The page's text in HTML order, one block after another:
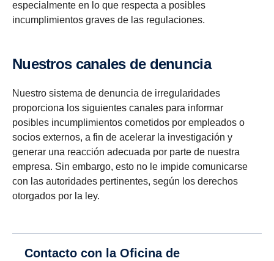
especialmente en lo que respecta a posibles
incumplimientos graves de las regulaciones.
Nuestros canales de denuncia
Nuestro sistema de denuncia de irregularidades
proporciona los siguientes canales para informar
posibles incumplimientos cometidos por empleados o
socios externos, a fin de acelerar la investigación y
generar una reacción adecuada por parte de nuestra
empresa. Sin embargo, esto no le impide comunicarse
con las autoridades pertinentes, según los derechos
otorgados por la ley.
Contacto con la Oficina de